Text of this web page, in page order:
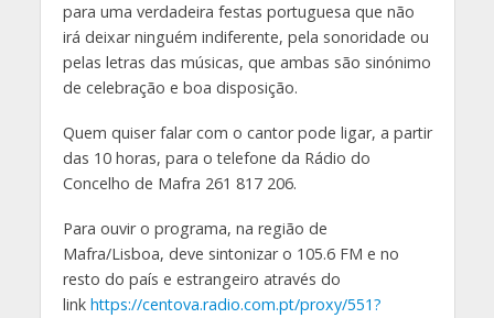
para uma verdadeira festas portuguesa que não
irá deixar ninguém indiferente, pela sonoridade ou
pelas letras das músicas, que ambas são sinónimo
de celebração e boa disposição.
Quem quiser falar com o cantor pode ligar, a partir
das 10 horas, para o telefone da Rádio do
Concelho de Mafra 261 817 206.
Para ouvir o programa, na região de
Mafra/Lisboa, deve sintonizar o 105.6 FM e no
resto do país e estrangeiro através do
link https://centova.radio.com.pt/proxy/551?